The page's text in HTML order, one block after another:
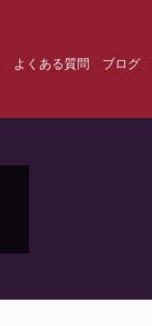
よくある質問 ブログ